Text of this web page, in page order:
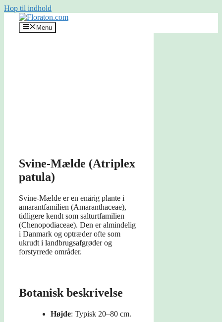
Hop til indhold
Menu
Svine-Mælde (Atriplex
patula)
Svine-Mælde er en enårig plante i
amarantfamilien (Amaranthaceae),
tidligere kendt som salturtfamilien
(Chenopodiaceae). Den er almindelig
i Danmark og optræder ofte som
ukrudt i landbrugsafgrøder og
forstyrrede områder.
Botanisk beskrivelse
Højde: Typisk 20–80 cm.